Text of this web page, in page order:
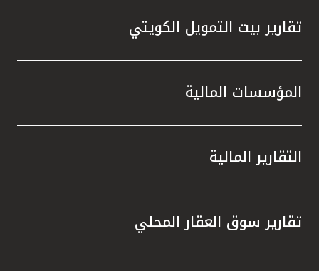
تقارير بيت التمويل الكويتي
المؤسسات المالية
التقارير المالية
تقارير سوق العقار المحلي